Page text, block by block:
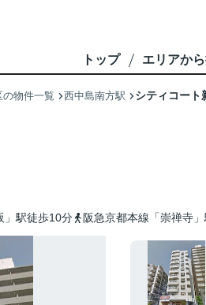
トップ エリアか
の物件一覧 西中島南方駅 シティコート
」駅徒歩10分 阪急京都本線「崇禅寺